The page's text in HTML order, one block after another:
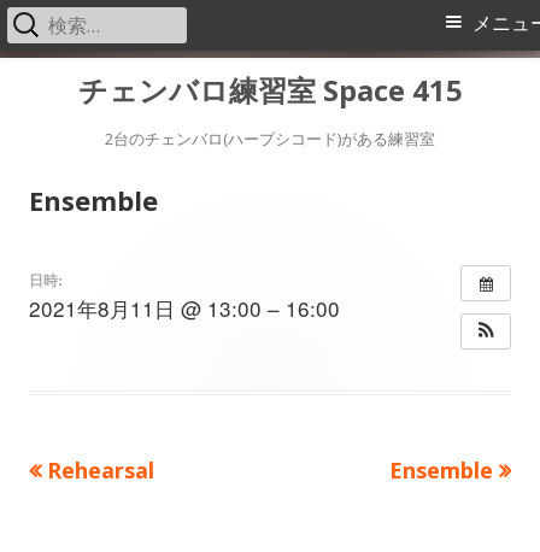
チェンバロ練習室 Space 415
2台のチェンバロ(ハープシコード)がある練習室
メ
メニュ
検
索:
Ensemble
日時:
2021年8月11日 @ 13:00 – 16:00
投前
Rehearsal
次
Ensemble